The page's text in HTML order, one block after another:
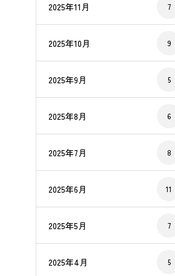
2025年11月 7
2025年10月 9
2025年9月 5
2025年8月 6
2025年7月 8
2025年6月 11
2025年5月 7
2025年4月 5